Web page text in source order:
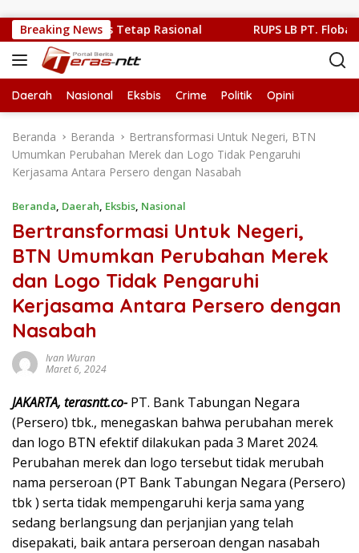
Breaking News
Publik Harus Tetap Rasional RUPS LB PT.
Daerah Nasional Eksbis Crime Politik Opini
Beranda Beranda
Bertransformasi Untuk Negeri, BTN
Umumkan Perubahan Merek dan Logo Tidak Pengaruhi
Kerjasama Antara Persero dengan Nasabah
Beranda, Daerah, Eksbis, Nasional
Bertransformasi Untuk Negeri,
BTN Umumkan Perubahan Merek
dan Logo Tidak Pengaruhi
Kerjasama Antara Persero dengan
Nasabah
Ivan Wuran
Maret 6, 2024
JAKARTA, terasntt.co- PT. Bank Tabungan Negara
(Persero) tbk., menegaskan bahwa perubahan merek
dan logo BTN efektif dilakukan pada 3 Maret 2024.
Perubahan merek dan logo tersebut tidak merubah
nama perseroan (PT Bank Tabungan Negara (Persero)
tbk ) serta tidak mempengaruhi kerja sama yang
sedang berlangsung dan perjanjian yang telah
disepakati, baik antara perseroan dengan nasabah